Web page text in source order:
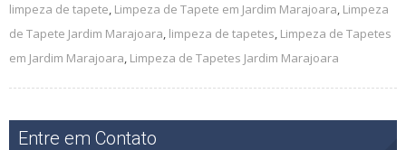
limpeza de tapete, Limpeza de Tapete em Jardim Marajoara, Limpeza
de Tapete Jardim Marajoara, limpeza de tapetes, Limpeza de Tapetes
em Jardim Marajoara, Limpeza de Tapetes Jardim Marajoara
Entre em Contato